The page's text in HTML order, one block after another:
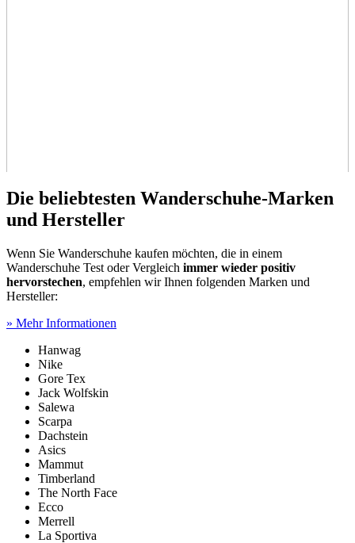
Die beliebtesten Wanderschuhe-Marken
und Hersteller
Wenn Sie Wanderschuhe kaufen möchten, die in einem
Wanderschuhe Test oder Vergleich immer wieder positiv
hervorstechen, empfehlen wir Ihnen folgenden Marken und
Hersteller:
» Mehr Informationen
Hanwag
Nike
Gore Tex
Jack Wolfskin
Salewa
Scarpa
Dachstein
Asics
Mammut
Timberland
The North Face
Ecco
Merrell
La Sportiva